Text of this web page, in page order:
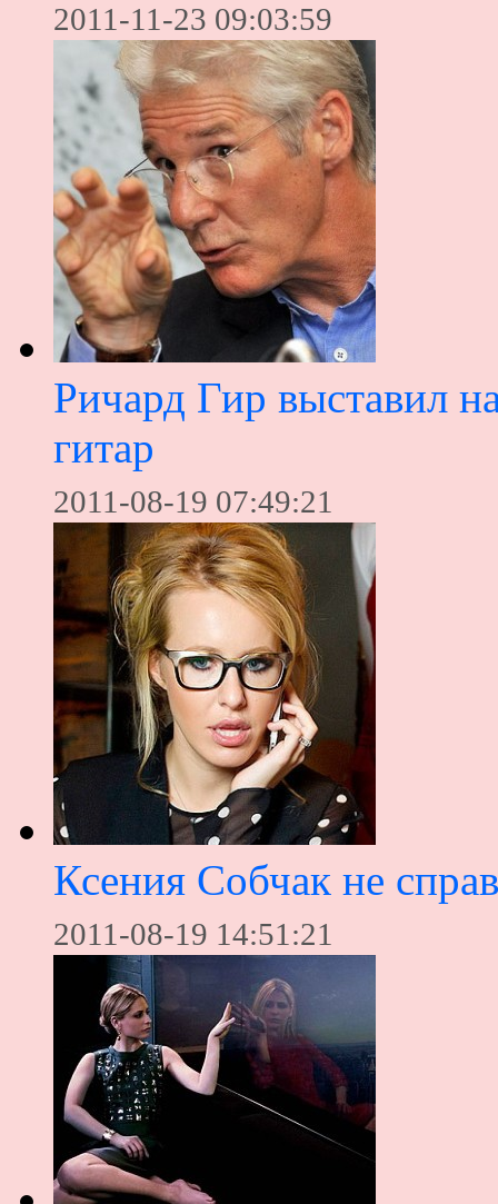
2011-11-23 09:03:59
Ричард Гир выставил
гитар
2011-08-19 07:49:21
Ксения Собчак не
2011-08-19 14:51:21